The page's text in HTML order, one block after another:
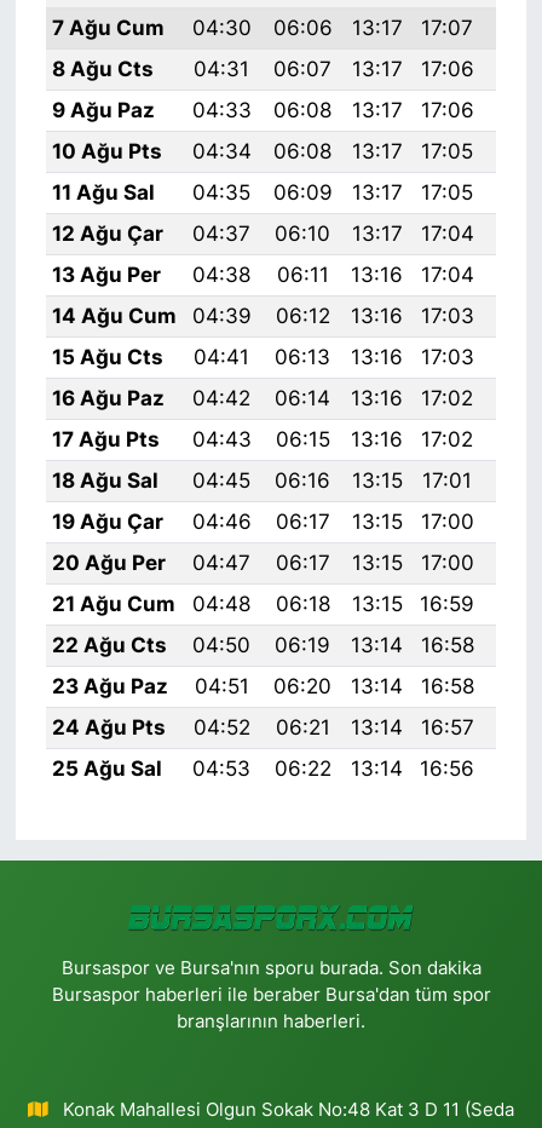
7 Ağu Cum
04:30 06:06 13:17 17:07
8 Ağu Cts
04:31 06:07 13:17 17:06
9 Ağu Paz
04:33 06:08 13:17 17:06
10 Ağu Pts
04:34 06:08 13:17 17:05
11 Ağu Sal
04:35 06:09 13:17 17:05
12 Ağu Çar
04:37 06:10 13:17 17:04
13 Ağu Per
04:38 06:11 13:16 17:04
14 Ağu Cum
04:39 06:12 13:16 17:03
15 Ağu Cts
04:41 06:13 13:16 17:03
16 Ağu Paz
04:42 06:14 13:16 17:02
17 Ağu Pts
04:43 06:15 13:16 17:02
18 Ağu Sal
04:45 06:16 13:15 17:01
19 Ağu Çar
04:46 06:17 13:15 17:00
20 Ağu Per
04:47 06:17 13:15 17:00
21 Ağu Cum
04:48 06:18 13:15 16:59
22 Ağu Cts
04:50 06:19 13:14 16:58
23 Ağu Paz
04:51 06:20 13:14 16:58
24 Ağu Pts
04:52 06:21 13:14 16:57
25 Ağu Sal
04:53 06:22 13:14 16:56
Bursaspor ve Bursa'nın sporu burada. Son dakika
Bursaspor haberleri ile beraber Bursa'dan tüm spor
branşlarının haberleri.
Konak Mahallesi Olgun Sokak No:48 Kat 3 D 11 (Seda